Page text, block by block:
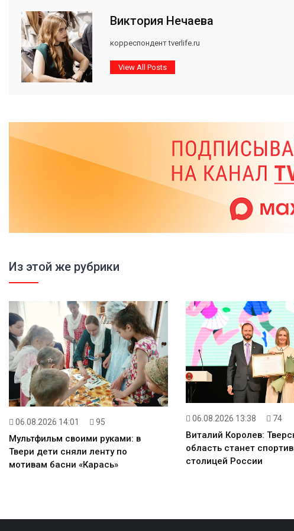
Виктория Нечаева
корреспондент tverlife.ru
View All Posts
Из этой же рубрики
06.08.2026 14:01 95
Мультфильм своими руками: в
Твери дети сняли ленту по
мотивам басни «Карась»
06.08.2026 13:38 74
Виталий Королев:
область станет
столицей России